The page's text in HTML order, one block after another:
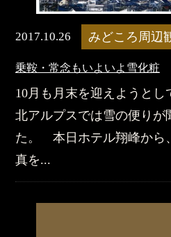
2017.10.26 みどころ周辺
乗鞍・常念もいよいよ雪化粧
10月も月末を迎えようとし
北アルプスでは雪の便りが
た。 本日ホテル翔峰から
真を...